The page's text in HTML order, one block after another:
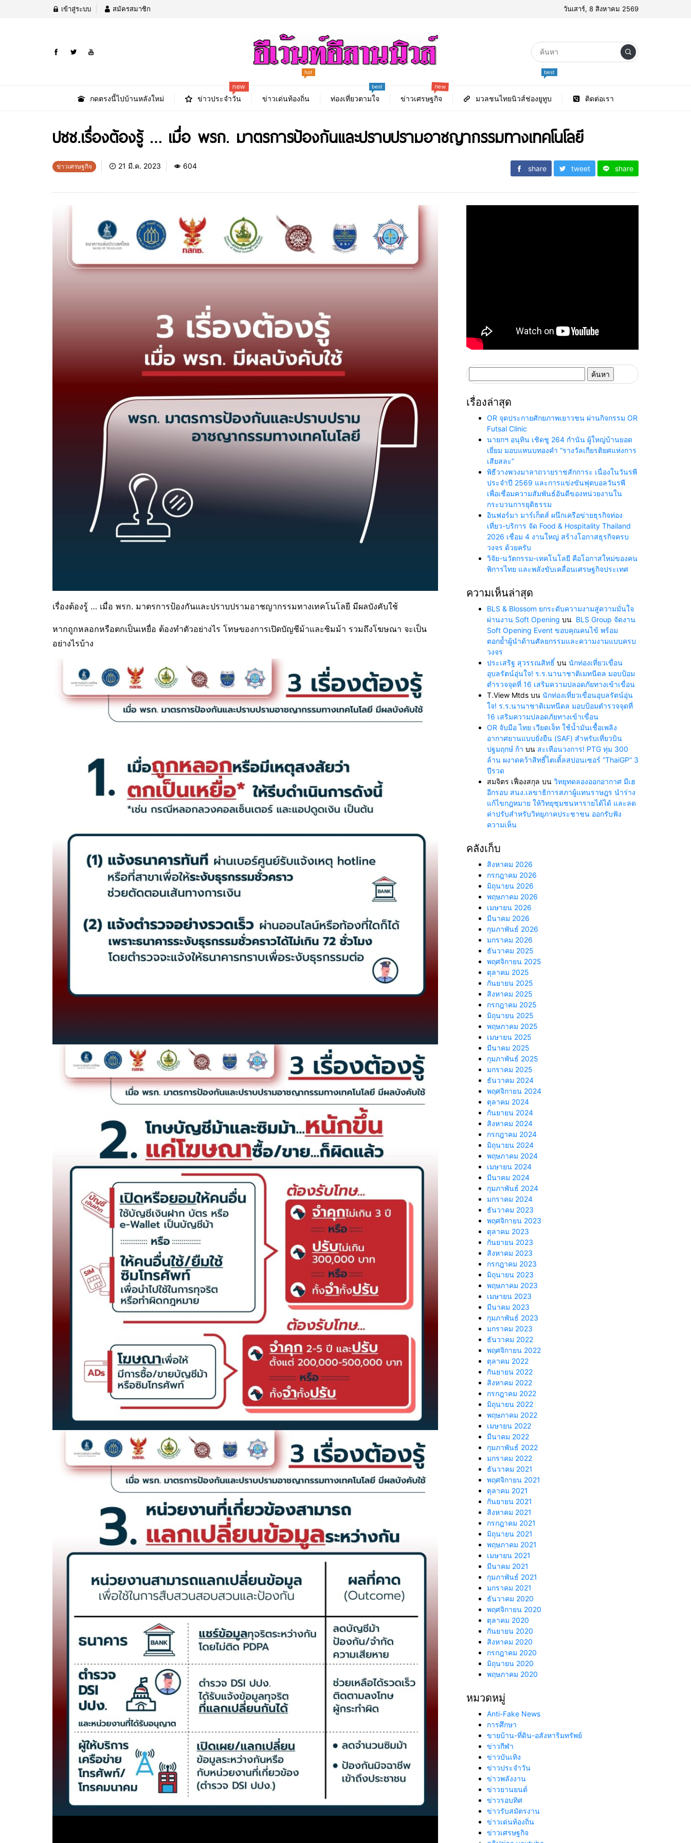
เข้าสู่ระบบ สมัครสมาชิก วันเสาร์, 8 สิงหาคม 2569
กดตรงนี้ไปบ้านหลังใหม่ ข่าวประจำวัน
new
ข่าวเด่นท้องถิ่น
hot
ท่องเที่ยวตามใจ
best
ข่าวเศรษฐกิจ
new
มวลชนไทยนิวส์ช่องยูทูบ
best
ติดต่อเรา
ปชช.เรื่องต้องรู้ … เมื่อ พรก. มาตรการป้องกันและปราบปรามอาชญากรรมทางเทคโนโลยี
ข่าวเศรษฐกิจ 21 มี.ค. 2023 604 share tweet share
เรื่องต้องรู้ … เมื่อ พรก. มาตรการป้องกันและปราบปรามอาชญากรรมทางเทคโนโลยี มีผลบังคับใช้
หากถูกหลอกหรือตกเป็นเหยื่อ ต้องทำตัวอย่างไร โทษของการเปิดบัญชีม้าและซิมม้า รวมถึงโฆษณา จะเป็น
อย่างไรบ้าง
สำหรับ:
เรื่องล่าสุด
OR จุดประกายศักยภาพเยาวชน ผ่านกิจกรรม OR
Futsal Clinic
นายกฯ อนุทิน เชิดชู 264 กำนัน ผู้ใหญ่บ้านยอด
เยี่ยม มอบแหนบทองคำ “รางวัลเกียรติยศแห่งการ
เสียสละ”
พิธีวางพวงมาลาถวายราชสักการะ เนื่องในวันรพี
ประจำปี 2569 และการแข่งขันฟุตบอลวันรพี
เพื่อเชื่อมความสัมพันธ์อันดีของหน่วยงานใน
กระบวนการยุติธรรม
อินฟอร์มา มาร์เก็ตส์ ผนึกเครือข่ายธุรกิจท่อง
เที่ยว-บริการ จัด Food & Hospitality Thailand
2026 เชื่อม 4 งานใหญ่ สร้างโอกาสธุรกิจครบ
วงจร ด้วยครับ
วิจัย-นวัตกรรม-เทคโนโลยี คือโอกาสใหม่ของคน
พิการไทย และพลังขับเคลื่อนเศรษฐกิจประเทศ
ความเห็นล่าสุด
BLS & Blossom ยกระดับความงามสู่ความมั่นใจ
ผ่านงาน Soft Opening บน BLS Group จัดงาน
Soft Opening Event ขอบคุณคนไข้ พร้อม
ตอกย้ำผู้นำด้านศัลยกรรมและความงามแบบครบ
วงจร
ประเสริฐ สุวรรณสิทธิ์ บน นักท่องเที่ยวเขื่อน
อุบลรัตน์อุ่นใจ! ร.ร.นานาชาติเมทนีดล มอบป้อม
ตำรวจจุดที่ 16 เสริมความปลอดภัยทางเข้าเขื่อน
T.View Mtds บน นักท่องเที่ยวเขื่อนอุบลรัตน์อุ่น
ใจ! ร.ร.นานาชาติเมทนีดล มอบป้อมตำรวจจุดที่
16 เสริมความปลอดภัยทางเข้าเขื่อน
OR จับมือ ไทย เวียตเจ็ท ใช้น้ำมันเชื้อเพลิง
อากาศยานแบบยั่งยืน (SAF) สำหรับเที่ยวบิน
ปฐมฤกษ์ ก้า บน สะเทือนวงการ! PTG ทุ่ม 300
ล้าน ผงาดคว้าสิทธิ์ไตเติ้ลสปอนเซอร์ “ThaiGP” 3
ปีรวด
สมจิตร เฟื่องสกุล บน วิทยุทดลองออกอากาศ มีเฮ
อีกรอบ สนง.เลขาธิการสภาผู้แทนราษฎร นำร่าง
แก้ไขกฎหมาย ให้วิทยุชุมชนหารายได้ได้ และลด
ค่าปรับสำหรับวิทยุภาคประชาชน ออกรับฟัง
ความเห็น
คลังเก็บ
สิงหาคม 2026
กรกฎาคม 2026
มิถุนายน 2026
พฤษภาคม 2026
เมษายน 2026
มีนาคม 2026
กุมภาพันธ์ 2026
มกราคม 2026
ธันวาคม 2025
พฤศจิกายน 2025
ตุลาคม 2025
กันยายน 2025
สิงหาคม 2025
กรกฎาคม 2025
มิถุนายน 2025
พฤษภาคม 2025
เมษายน 2025
มีนาคม 2025
กุมภาพันธ์ 2025
มกราคม 2025
ธันวาคม 2024
พฤศจิกายน 2024
ตุลาคม 2024
กันยายน 2024
สิงหาคม 2024
กรกฎาคม 2024
มิถุนายน 2024
พฤษภาคม 2024
เมษายน 2024
มีนาคม 2024
กุมภาพันธ์ 2024
มกราคม 2024
ธันวาคม 2023
พฤศจิกายน 2023
ตุลาคม 2023
กันยายน 2023
สิงหาคม 2023
กรกฎาคม 2023
มิถุนายน 2023
พฤษภาคม 2023
เมษายน 2023
มีนาคม 2023
กุมภาพันธ์ 2023
มกราคม 2023
ธันวาคม 2022
พฤศจิกายน 2022
ตุลาคม 2022
กันยายน 2022
สิงหาคม 2022
กรกฎาคม 2022
มิถุนายน 2022
พฤษภาคม 2022
เมษายน 2022
มีนาคม 2022
กุมภาพันธ์ 2022
มกราคม 2022
ธันวาคม 2021
พฤศจิกายน 2021
ตุลาคม 2021
กันยายน 2021
สิงหาคม 2021
กรกฎาคม 2021
มิถุนายน 2021
พฤษภาคม 2021
เมษายน 2021
มีนาคม 2021
กุมภาพันธ์ 2021
มกราคม 2021
ธันวาคม 2020
พฤศจิกายน 2020
ตุลาคม 2020
กันยายน 2020
สิงหาคม 2020
กรกฎาคม 2020
มิถุนายน 2020
พฤษภาคม 2020
หมวดหมู่
Anti-Fake News
การศึกษา
ขายบ้าน-ที่ดิน-อสังหาริมทรัพย์
ข่าวกีฬา
ข่าวบันเทิง
ข่าวประจำวัน
ข่าวพลังงาน
ข่าวยานยนต์
ข่าวรอบทิศ
ข่าวรับสมัตรงาน
ข่าวเด่นท้องถิ่น
ข่าวเศรษฐกิจ